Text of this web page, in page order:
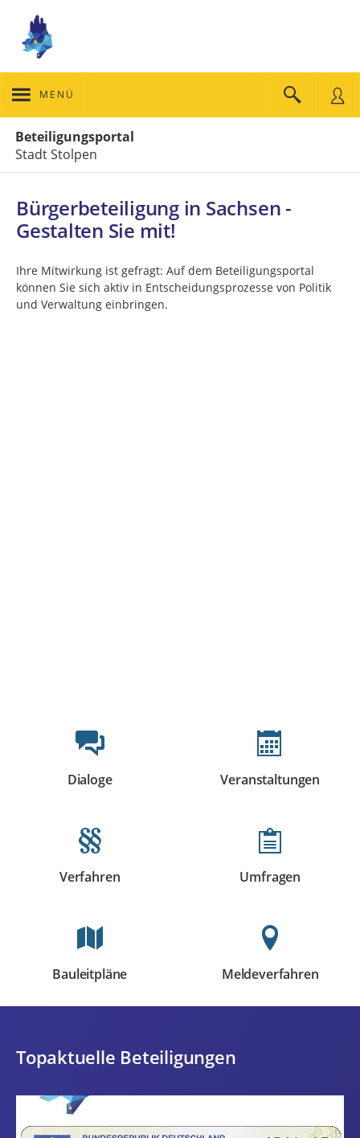
MENÜ
Beteiligungsportal
Stadt Stolpen
Bürgerbeteiligung in Sachsen -
Gestalten Sie mit!
Ihre Mitwirkung ist gefragt: Auf dem Beteiligungsportal
können Sie sich aktiv in Entscheidungsprozesse von Politik
und Verwaltung einbringen.
Beteiligungsformate
Dialoge Veranstaltungen
Verfahren Umfragen
Bauleitpläne Meldeverfahren
Topaktuelle Beteiligungen